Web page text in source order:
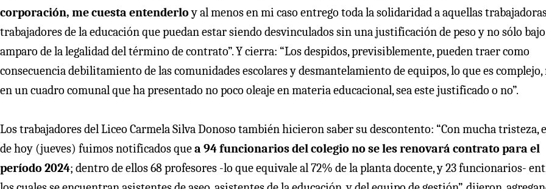
corporación, me cuesta entenderloy al menos en mi caso entrego toda la solidaridad a aquellas
trabajadores de la educación que puedan estar siendo desvinculados sin una justificación de peso y no sólo
amparo de la legalidad del término de contrato”. Y cierra: “Los despidos, previsiblemente, pueden traer como
consecuencia debilitamiento de las comunidades escolares y desmantelamiento de equipos, lo que es complejo,
en un cuadro comunal que ha presentado no poco oleaje en materia educacional, sea este justificado o no”.
Los trabajadores del Liceo Carmela Silva Donoso también hicieron saber su descontento: “Con mucha tristeza,
de hoy (jueves) fuimos notificados quea 94 funcionarios del colegio no se les renovará contrato para el
período 2024; dentro de ellos 68 profesores -lo que equivale al 72% de la planta docente, y 23 funcionarios-